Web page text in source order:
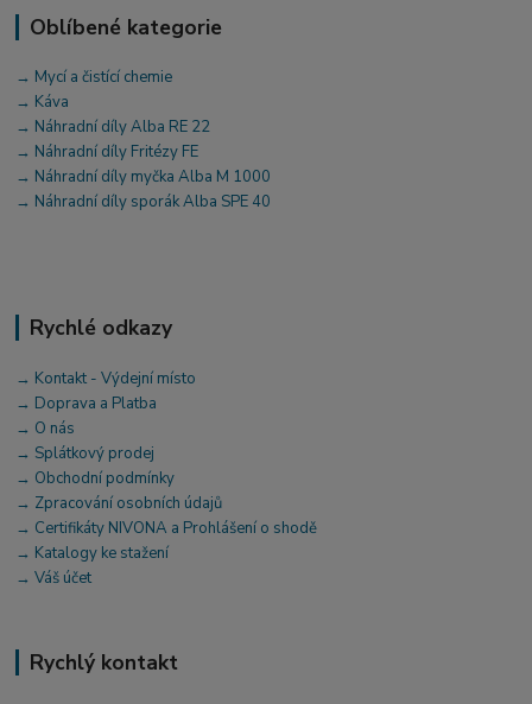
Oblíbené kategorie
→ Mycí a čistící chemie
→ Káva
→ Náhradní díly Alba RE 22
→ Náhradní díly Fritézy FE
→ Náhradní díly myčka Alba M 1000
→ Náhradní díly sporák Alba SPE 40
Rychlé odkazy
→ Kontakt - Výdejní místo
→ Doprava a Platba
→ O nás
→ Splátkový prodej
→ Obchodní podmínky
→ Zpracování osobních údajů
→ Certifikáty NIVONA a Prohlášení o shodě
→ Katalogy ke stažení
→ Váš účet
Rychlý kontakt